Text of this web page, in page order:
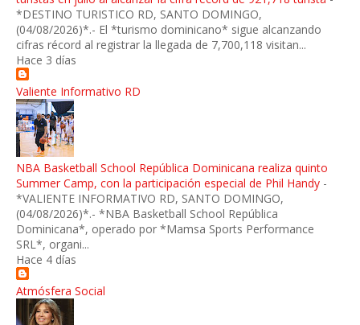
*DESTINO TURISTICO RD, SANTO DOMINGO,
(04/08/2026)*.- El *turismo dominicano* sigue alcanzando
cifras récord al registrar la llegada de 7,700,118 visitan...
Hace 3 días
Valiente Informativo RD
NBA Basketball School República Dominicana realiza quinto
Summer Camp, con la participación especial de Phil Handy -
*VALIENTE INFORMATIVO RD, SANTO DOMINGO,
(04/08/2026)*.- *NBA Basketball School República
Dominicana*, operado por *Mamsa Sports Performance
SRL*, organi...
Hace 4 días
Atmósfera Social